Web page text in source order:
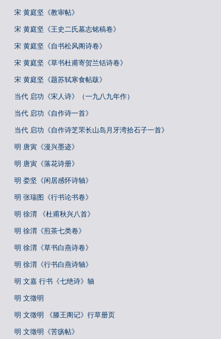
宋 黄庭坚《教审帖》
宋 黄庭坚《王史二氏墓志铭稿卷》
宋 黄庭坚《自书松风阁诗卷》
宋 黄庭坚《草书杜甫寄贺兰铦诗卷》
宋 黄庭坚《题苏轼寒食帖跋》
当代 启功《宋人诗》（一九八九年作）
当代 启功《自作诗一首》
当代 启功《自作诗芝罘长山岛月牙湾拾石子一首》
明 唐寅《漫兴墨迹》
明 唐寅《落花诗册》
明 娄坚《闲居感怀诗轴》
明 张瑞图《行书论书卷》
明 徐渭 《杜甫秋兴八首》
明 徐渭《煎茶七类卷》
明 徐渭《草书白燕诗卷》
明 徐渭《行书白燕诗轴》
明 文嘉 行书《七绝诗》轴
明 文徵明
明 文徵明 《滕王阁记》行草册页
明 文徵明《苦疡帖》